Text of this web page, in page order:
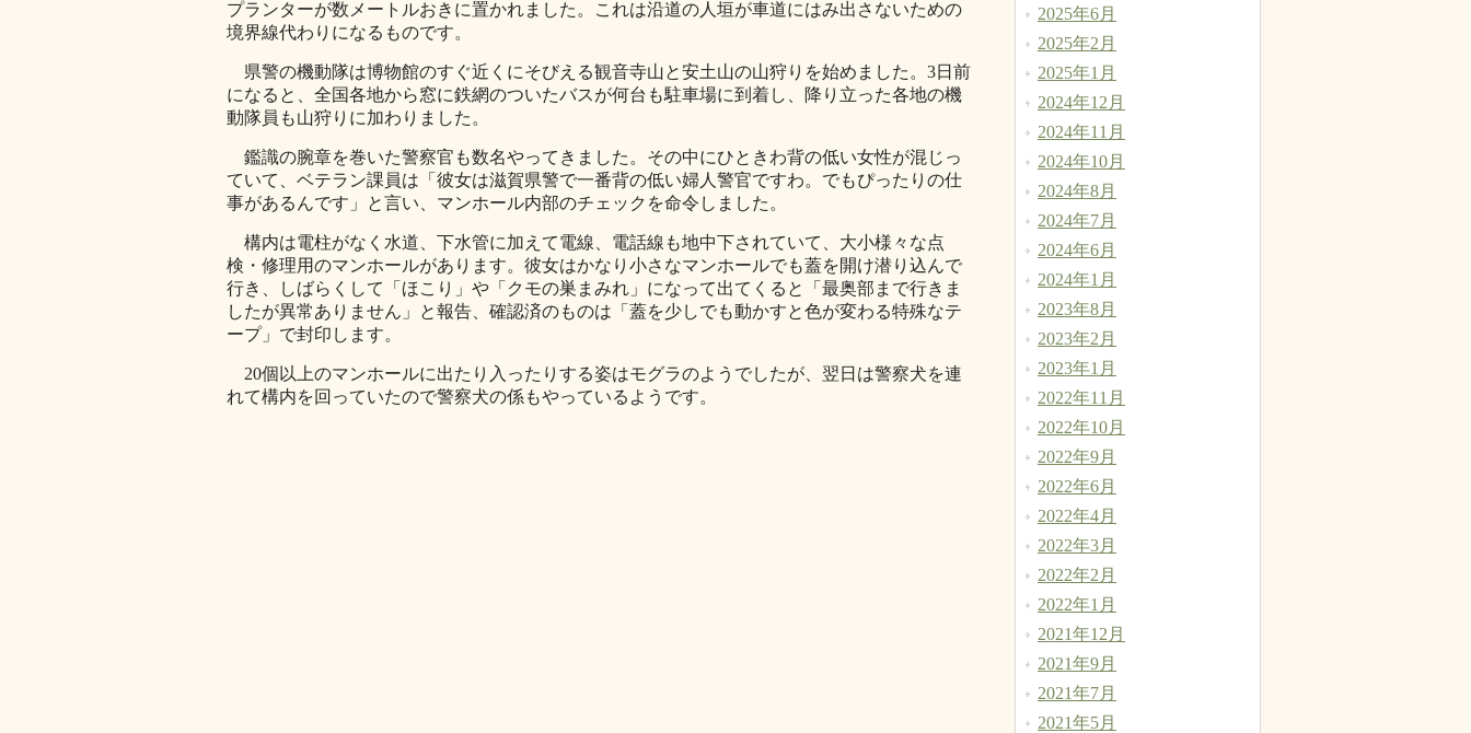
プランターが数メートルおきに置かれました。これは沿道の人垣が車道にはみ出さないための
境界線代わりになるものです。
県警の機動隊は博物館のすぐ近くにそびえる観音寺山と安土山の山狩りを始めました。3日前
になると、全国各地から窓に鉄網のついたバスが何台も駐車場に到着し、降り立った各地の機
動隊員も山狩りに加わりました。
鑑識の腕章を巻いた警察官も数名やってきました。その中にひときわ背の低い女性が混じっ
ていて、ベテラン課員は「彼女は滋賀県警で一番背の低い婦人警官ですわ。でもぴったりの仕
事があるんです」と言い、マンホール内部のチェックを命令しました。
構内は電柱がなく水道、下水管に加えて電線、電話線も地中下されていて、大小様々な点
検・修理用のマンホールがあります。彼女はかなり小さなマンホールでも蓋を開け潜り込んで
行き、しばらくして「ほこり」や「クモの巣まみれ」になって出てくると「最奥部まで行きま
したが異常ありません」と報告、確認済のものは「蓋を少しでも動かすと色が変わる特殊なテ
ープ」で封印します。
20個以上のマンホールに出たり入ったりする姿はモグラのようでしたが、翌日は警察犬を連
れて構内を回っていたので警察犬の係もやっているようです。
2025年6月
2025年2月
2025年1月
2024年12月
2024年11月
2024年10月
2024年8月
2024年7月
2024年6月
2024年1月
2023年8月
2023年2月
2023年1月
2022年11月
2022年10月
2022年9月
2022年6月
2022年4月
2022年3月
2022年2月
2022年1月
2021年12月
2021年9月
2021年7月
2021年5月